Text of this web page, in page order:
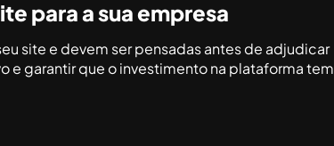
para a sua empresa
site e devem ser pensadas antes de adjudicar
e garantir que o investimento na plataforma tem